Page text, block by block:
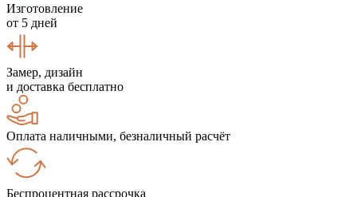
Изготовление
от 5 дней
Замер, дизайн
и доставка бесплатно
Оплата наличными, безналичный расчёт
Беспроцентная рассрочка